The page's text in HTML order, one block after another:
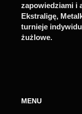
zapowiedziami i
Ekstraligę,
turnieje
żużlowe.
MENU